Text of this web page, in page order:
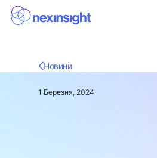
Новини
1 Березня, 2024